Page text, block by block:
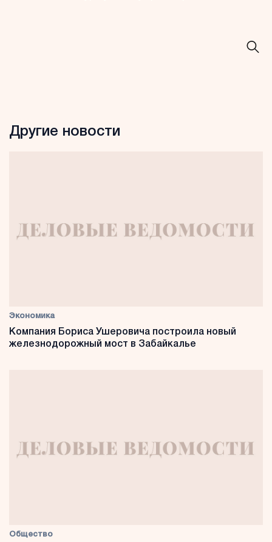
Другие новости
Экономика
Компания Бориса Ушеровича построила новый
железнодорожный мост в Забайкалье
Общество